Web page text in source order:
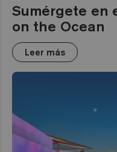
Sumérgete en
on the Ocean
Leer más